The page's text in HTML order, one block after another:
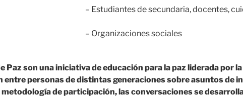
– Estudiantes de secundaria, docentes,
– Organizaciones sociales
son una iniciativa de educación para la paz liderada por
entre personas de distintas generaciones sobre asuntos de
de participación, las conversaciones se